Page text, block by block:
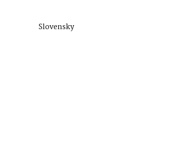
Slovensky